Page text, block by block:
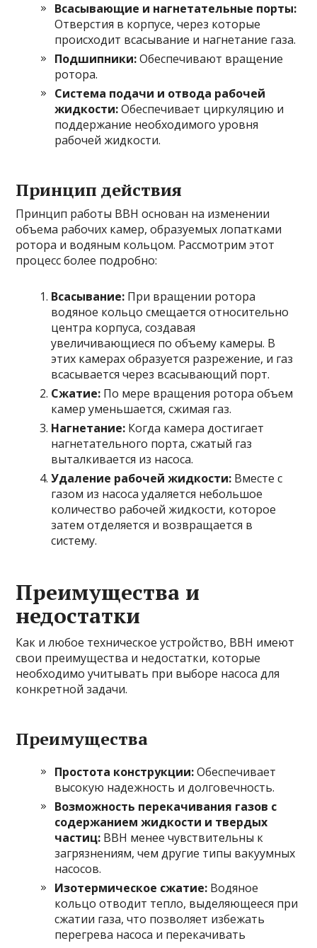
Всасывающие и нагнетательные порты:
Отверстия в корпусе, через которые
происходит всасывание и нагнетание газа.
Подшипники:Обеспечивают вращение
ротора.
Система подачи и отвода рабочей
жидкости:Обеспечивает циркуляцию и
поддержание необходимого уровня
рабочей жидкости.
Принцип действия
Принцип работы ВВН основан на изменении
объема рабочих камер, образуемых лопатками
ротора и водяным кольцом. Рассмотрим этот
процесс более подробно:
Всасывание: При вращении ротора
водяное кольцо смещается относительно
центра корпуса, создавая
увеличивающиеся по объему камеры. В
этих камерах образуется разрежение, и газ
всасывается через всасывающий порт.
Сжатие: По мере вращения ротора объем
камер уменьшается, сжимая газ.
Нагнетание: Когда камера достигает
нагнетательного порта, сжатый газ
выталкивается из насоса.
Удаление рабочей жидкости: Вместе с
газом из насоса удаляется небольшое
количество рабочей жидкости, которое
затем отделяется и возвращается в
систему.
Преимущества и
недостатки
Как и любое техническое устройство, ВВН имеют
свои преимущества и недостатки, которые
необходимо учитывать при выборе насоса для
конкретной задачи.
Преимущества
Простота конструкции:Обеспечивает
высокую надежность и долговечность.
Возможность перекачивания газов с
содержанием жидкости и твердых
частиц: ВВН менее чувствительны к
загрязнениям, чем другие типы вакуумных
насосов.
Изотермическое сжатие: Водяное
кольцо отводит тепло, выделяющееся при
сжатии газа, что позволяет избежать
перегрева насоса и перекачивать